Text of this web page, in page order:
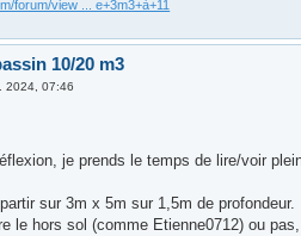
forum/view ... e+3m3+à+11
10/20 m3
2024, 07:46
je prends le temps de lire/voir
sur 3m x 5m sur 1,5m de profondeur.
le hors sol (comme Etienne0712) ou